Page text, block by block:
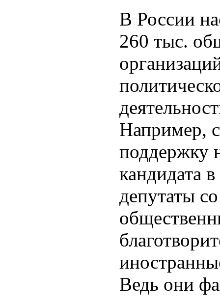
В России
260 тыс.
Например,
поддержку
кандидата
депутаты
Ведь они